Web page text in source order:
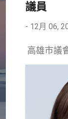
議員
- 12月 06,
高雄市議